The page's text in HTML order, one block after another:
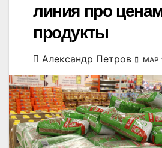
линия про
продукты
Александр Петров МАР